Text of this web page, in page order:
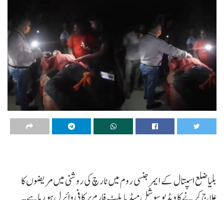
بلیا ضلع اسپتال کے ایمرجنسی روم میں ٹارچ کی روشنی میں مریضوں کا